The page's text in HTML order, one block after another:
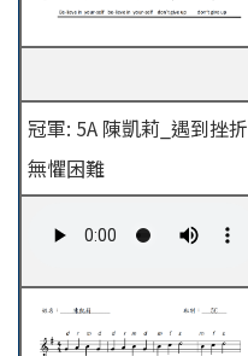
冠軍: 5A 陳凱莉_遇到挫折
無懼困難